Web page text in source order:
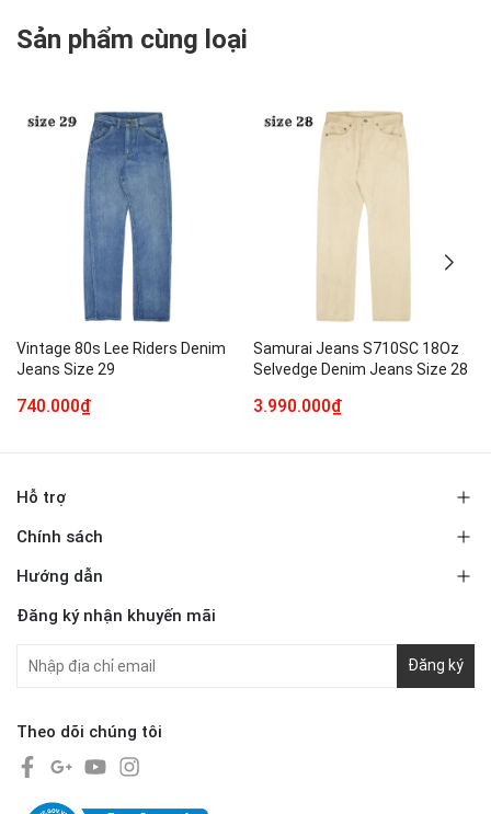
Sản phẩm cùng loại
Vintage 80s Lee Riders Denim
Jeans Size 29
740.000₫
Samurai Jeans S710SC 18Oz
Selvedge Denim Jeans Size 28
3.990.000₫
Hỗ trợ
Chính sách
Hướng dẫn
Đăng ký nhận khuyến mãi
Đăng ký
Theo dõi chúng tôi